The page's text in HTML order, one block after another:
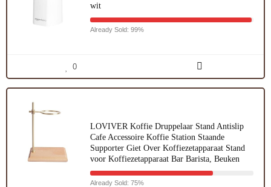
wit
Already Sold: 99%
0
LOVIVER Koffie Druppelaar Stand Antislip
Cafe Accessoire Koffie Station Staande
Supporter Giet Over Koffiezetapparaat Stand
voor Koffiezetapparaat Bar Barista, Beuken
Already Sold: 75%